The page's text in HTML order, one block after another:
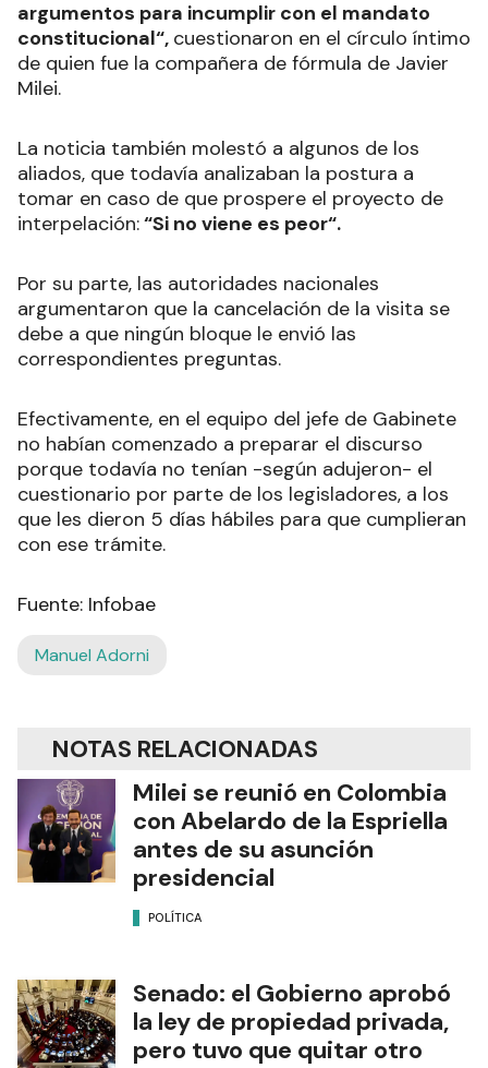
argumentos para incumplir con el mandato
constitucional“, cuestionaron en el círculo íntimo
de quien fue la compañera de fórmula de Javier
Milei.
La noticia también molestó a algunos de los
aliados, que todavía analizaban la postura a
tomar en caso de que prospere el proyecto de
interpelación:“Si no viene es peor“.
Por su parte, las autoridades nacionales
argumentaron que la cancelación de la visita se
debe a que ningún bloque le envió las
correspondientes preguntas.
Efectivamente, en el equipo del jefe de Gabinete
no habían comenzado a preparar el discurso
porque todavía no tenían -según adujeron- el
cuestionario por parte de los legisladores, a los
que les dieron 5 días hábiles para que cumplieran
con ese trámite.
Fuente: Infobae
Manuel Adorni
NOTAS RELACIONADAS
Milei se reunió en Colombia
con Abelardo de la Espriella
antes de su asunción
presidencial
POLÍTICA
Senado: el Gobierno aprobó
la ley de propiedad privada,
pero tuvo que quitar otro